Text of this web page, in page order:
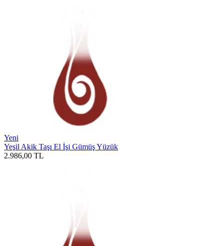
Yeni
Yeşil Akik Taşı El İşi Gümüş Yüzük
2.986,00 TL